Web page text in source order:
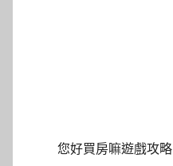
您好買房嘛遊戲攻略